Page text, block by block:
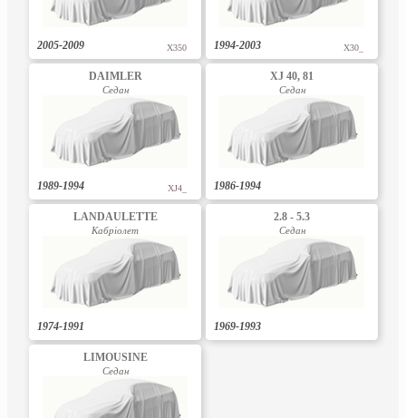
2005-2009 X350 1994-2003 X30_
DAIMLER
Седан
1989-1994 XJ4_
XJ 40, 81
Седан
1986-1994
LANDAULETTE
Кабріолет
1974-1991
2.8 - 5.3
Седан
1969-1993
LIMOUSINE
Седан